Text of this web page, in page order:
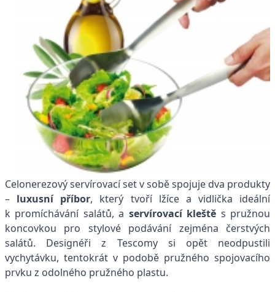
Celonerezový servírovací set v sobě spojuje dva produkty
– luxusní příbor, který tvoří lžíce a vidlička ideální
k promíchávání salátů, a servírovací kleště s pružnou
koncovkou pro stylové podávání zejména čerstvých
salátů. Designéři z Tescomy si opět neodpustili
vychytávku, tentokrát v podobě pružného spojovacího
prvku z odolného pružného plastu.